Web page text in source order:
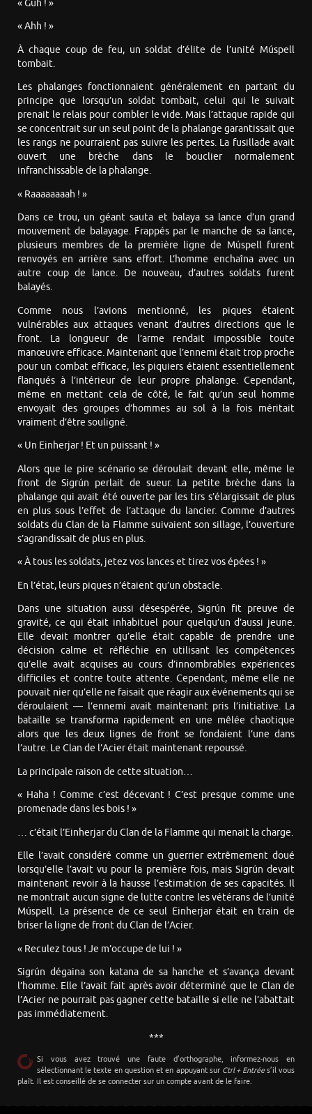
« Guh ! »
« Ahh ! »
À chaque coup de feu, un soldat d’élite de l’unité Múspell
tombait.
Les phalanges fonctionnaient généralement en partant du
principe que lorsqu’un soldat tombait, celui qui le suivait
prenait le relais pour combler le vide. Mais l’attaque rapide qui
se concentrait sur un seul point de la phalange garantissait que
les rangs ne pourraient pas suivre les pertes. La fusillade avait
ouvert une brèche dans le bouclier normalement
infranchissable de la phalange.
« Raaaaaaaah ! »
Dans ce trou, un géant sauta et balaya sa lance d’un grand
mouvement de balayage. Frappés par le manche de sa lance,
plusieurs membres de la première ligne de Múspell furent
renvoyés en arrière sans effort. L’homme enchaîna avec un
autre coup de lance. De nouveau, d’autres soldats furent
balayés.
Comme nous l’avions mentionné, les piques étaient
vulnérables aux attaques venant d’autres directions que le
front. La longueur de l’arme rendait impossible toute
manœuvre efficace. Maintenant que l’ennemi était trop proche
pour un combat efficace, les piquiers étaient essentiellement
flanqués à l’intérieur de leur propre phalange. Cependant,
même en mettant cela de côté, le fait qu’un seul homme
envoyait des groupes d’hommes au sol à la fois méritait
vraiment d’être souligné.
« Un Einherjar ! Et un puissant ! »
Alors que le pire scénario se déroulait devant elle, même le
front de Sigrún perlait de sueur. La petite brèche dans la
phalange qui avait été ouverte par les tirs s’élargissait de plus
en plus sous l’effet de l’attaque du lancier. Comme d’autres
soldats du Clan de la Flamme suivaient son sillage, l’ouverture
s’agrandissait de plus en plus.
« À tous les soldats, jetez vos lances et tirez vos épées ! »
En l’état, leurs piques n’étaient qu’un obstacle.
Dans une situation aussi désespérée, Sigrún fit preuve de
gravité, ce qui était inhabituel pour quelqu’un d’aussi jeune.
Elle devait montrer qu’elle était capable de prendre une
décision calme et réfléchie en utilisant les compétences
qu’elle avait acquises au cours d’innombrables expériences
difficiles et contre toute attente. Cependant, même elle ne
pouvait nier qu’elle ne faisait que réagir aux événements qui se
déroulaient — l’ennemi avait maintenant pris l’initiative. La
bataille se transforma rapidement en une mêlée chaotique
alors que les deux lignes de front se fondaient l’une dans
l’autre. Le Clan de l’Acier était maintenant repoussé.
La principale raison de cette situation…
« Haha ! Comme c’est décevant ! C’est presque comme une
promenade dans les bois ! »
… c’était l’Einherjar du Clan de la Flamme qui menait la charge.
Elle l’avait considéré comme un guerrier extrêmement doué
lorsqu’elle l’avait vu pour la première fois, mais Sigrún devait
maintenant revoir à la hausse l’estimation de ses capacités. Il
ne montrait aucun signe de lutte contre les vétérans de l’unité
Múspell. La présence de ce seul Einherjar était en train de
briser la ligne de front du Clan de l’Acier.
« Reculez tous ! Je m’occupe de lui ! »
Sigrún dégaina son katana de sa hanche et s’avança devant
l’homme. Elle l’avait fait après avoir déterminé que le Clan de
l’Acier ne pourrait pas gagner cette bataille si elle ne l’abattait
pas immédiatement.
***
Si vous avez trouvé une faute d’orthographe, informez-nous en
sélectionnant le texte en question et en appuyant sur Ctrl + Entrées’il vous
plaît. Il est conseillé de se connecter sur un compte avant de le faire.